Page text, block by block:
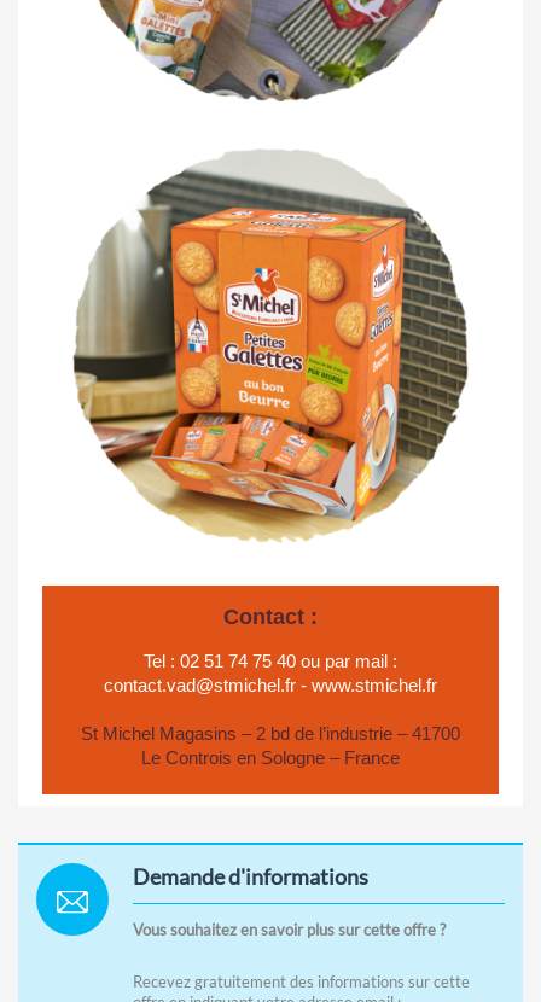
Contact :
Tel : 02 51 74 75 40 ou par mail :
contact.vad@stmichel.fr - www.stmichel.fr
St Michel Magasins – 2 bd de l’industrie – 41700
Le Controis en Sologne – France
Demande d'informations
Vous souhaitez en savoir plus sur cette offre ?
Recevez gratuitement des informations sur cette